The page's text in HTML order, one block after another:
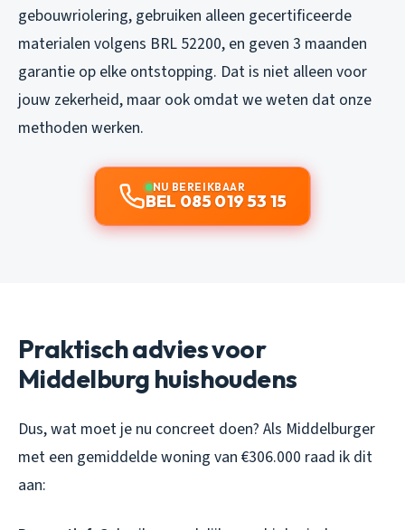
gebouwriolering, gebruiken alleen gecertificeerde
materialen volgens BRL 52200, en geven 3 maanden
garantie op elke ontstopping. Dat is niet alleen voor
jouw zekerheid, maar ook omdat we weten dat onze
methoden werken.
NU BEREIKBAAR
BEL 085 019 53 15
Praktisch advies voor
Middelburg huishoudens
Dus, wat moet je nu concreet doen? Als Middelburger
met een gemiddelde woning van €306.000 raad ik dit
aan: